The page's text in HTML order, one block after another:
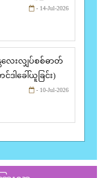
- 14-Jul-2026
တလေးလျှပ်စစ်ဓာတ်
ဒါခေါ်ယူခြင်း)
- 10-Jul-2026